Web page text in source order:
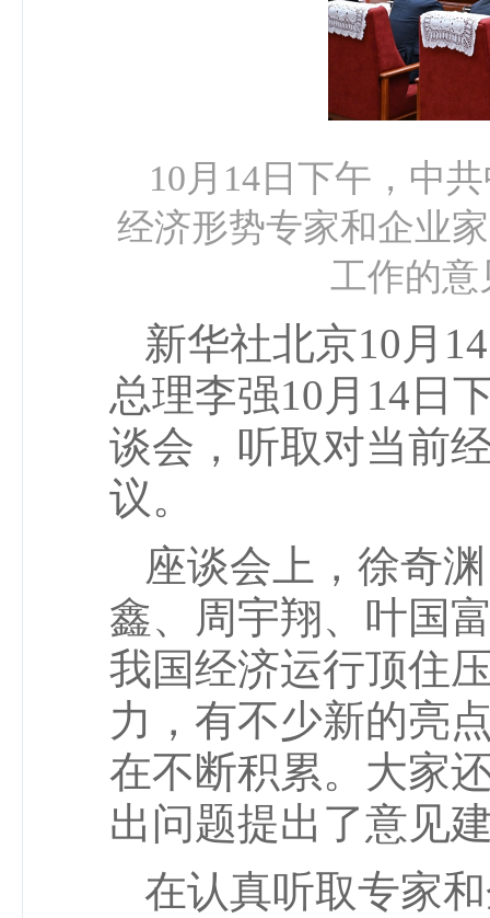
10月14日下午，中
经济形势专家和企业
工作的意
新华社北京10月
总理李强10月14日
谈会，听取对当前
议。
座谈会上，徐奇
鑫、周宇翔、叶国
我国经济运行顶住
力，有不少新的亮
在不断积累。大家
出问题提出了意见
在认真听取专家